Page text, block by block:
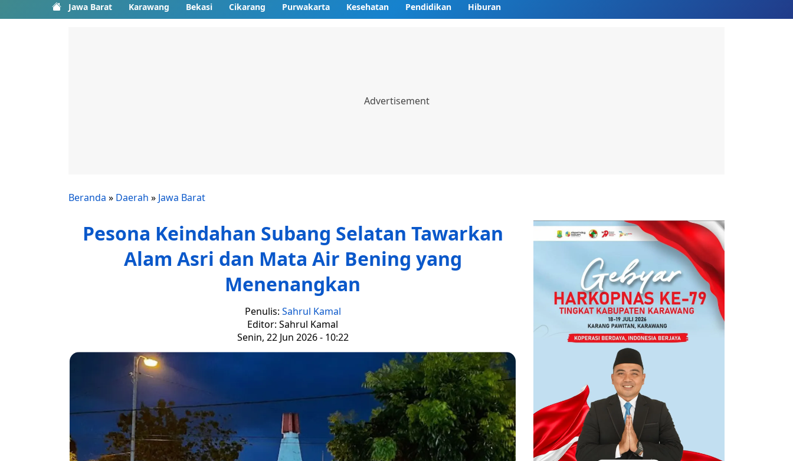
Jawa Barat Karawang Bekasi Cikarang Purwakarta Kesehatan Pendidikan Hiburan
Beranda » Daerah » Jawa Barat
Pesona Keindahan Subang Selatan Tawarkan
Alam Asri dan Mata Air Bening yang
Menenangkan
Penulis: Sahrul Kamal
Editor: Sahrul Kamal
Senin, 22 Jun 2026 - 10:22